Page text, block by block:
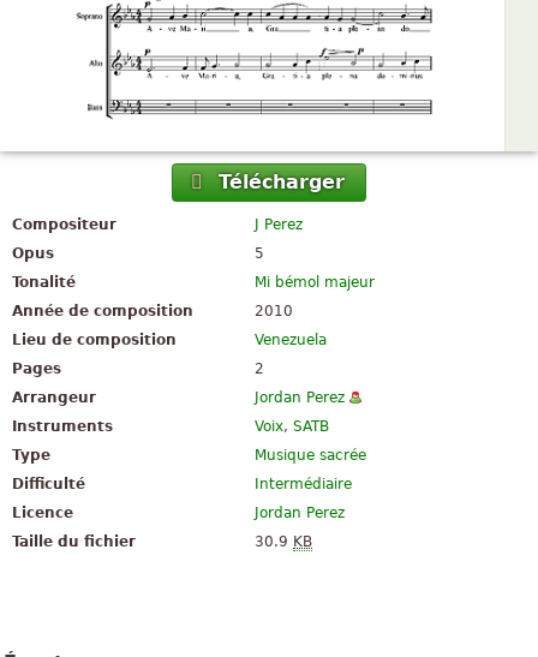
Télécharger
Compositeur
J Perez
Opus
5
Tonalité
Mi bémol majeur
Année de composition
2010
Lieu de composition
Venezuela
Pages
2
Arrangeur
Jordan Perez
Instruments
Voix,SATB
Type
Musique sacrée
Difficulté
Intermédiaire
Licence
Jordan Perez
Taille du fichier
30.9 KB